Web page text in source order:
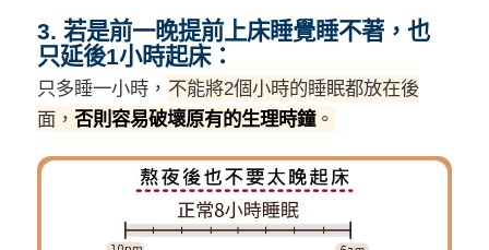
3. 若是前一晚提前上床睡覺睡不著，也
只延後1小時起床：
只多睡一小時， 不能將2個小時的睡眠都放在後
面， 否則容易破壞原有的生理時鐘。